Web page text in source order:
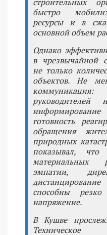
быстро
ресурсы и в
основной объем
Однако
в чрезвычайной
не только
объектов. Не
готовность
обращения
природных
показывал,
материальных
эмпатии,
способны резко
напряжение.
В Кушве